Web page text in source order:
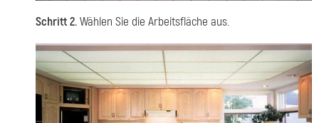
Schritt 2.Wählen Sie die Arbeitsfläche aus.